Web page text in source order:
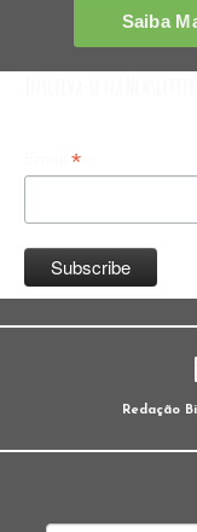
*
Redação